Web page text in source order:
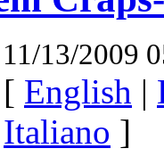
13/2009
[ English |
Italiano ]